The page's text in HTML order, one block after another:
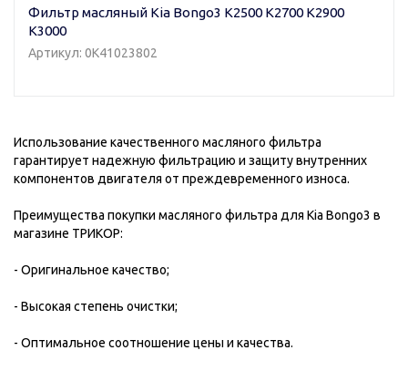
Фильтр масляный Kia Bongo3 K2500 K2700 K2900
K3000
Артикул: 0K41023802
Использование качественного масляного фильтра
гарантирует надежную фильтрацию и защиту внутренних
компонентов двигателя от преждевременного износа.
Преимущества покупки масляного фильтра для Kia Bongo3 в
магазине ТРИКОР:
- Оригинальное качество;
- Высокая степень очистки;
- Оптимальное соотношение цены и качества.